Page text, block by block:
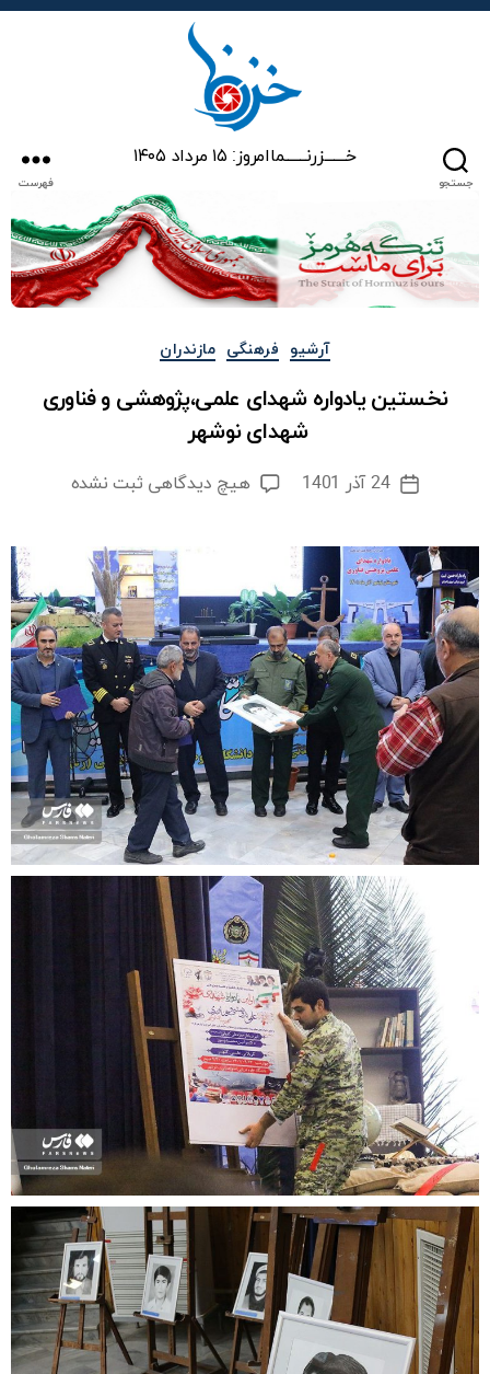
جستجو
خـــــــزرنـــــــماامروز: ۱۵ مرداد ۱۴۰۵
فهرست
دسته‌ها آرشیو فرهنگی مازندران
نخستین یادواره شهدای علمی،پژوهشی و فناوری
شهدای نوشهر
تاریخ
24 آذر 1401 هیچ دیدگاهی برای
شهدای
علمی،پژوهشی
فناوری
شهدای
نوشهر
ثبت نشده